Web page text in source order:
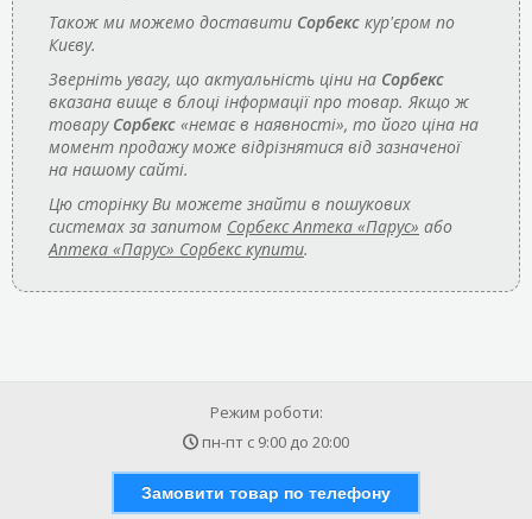
Також ми можемо доставити Сорбекс кур'єром по
Києву.
Зверніть увагу, що актуальність ціни на Сорбекс
вказана вище в блоці інформації про товар. Якщо ж
товару Сорбекс «немає в наявності», то його ціна на
момент продажу може відрізнятися від зазначеної
на нашому сайті.
Цю сторінку Ви можете знайти в пошукових
системах за запитом Сорбекс Аптека «Парус» або
Аптека «Парус» Сорбекс купити.
Режим роботи:
пн-пт с 9:00 до 20:00
Замовити товар по телефону